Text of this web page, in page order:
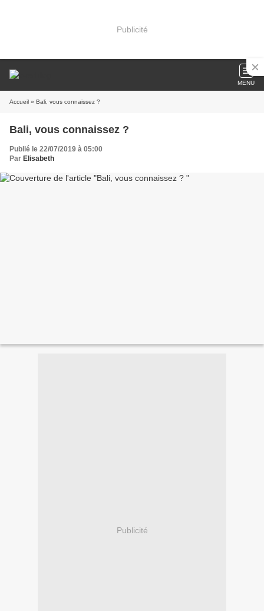
Publicité
MENU
Accueil » Bali, vous connaissez ?
Bali, vous connaissez ?
Publié le 22/07/2019 à 05:00
Par Elisabeth
Publicité